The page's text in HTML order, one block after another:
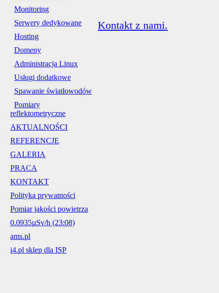
Monitoring
Serwery dedykowane
Hosting
Domeny
Administracja Linux
Usługi dodatkowe
Spawanie światłowodów
Pomiary
reflektometryczne
AKTUALNOŚCI
REFERENCJE
GALERIA
PRACA
KONTAKT
Polityka prywatności
Pomiar jakości powietrza
0.0935µSv/h (23:08)
ams.pl
i4.pl sklep dla ISP
Kontakt z nami.